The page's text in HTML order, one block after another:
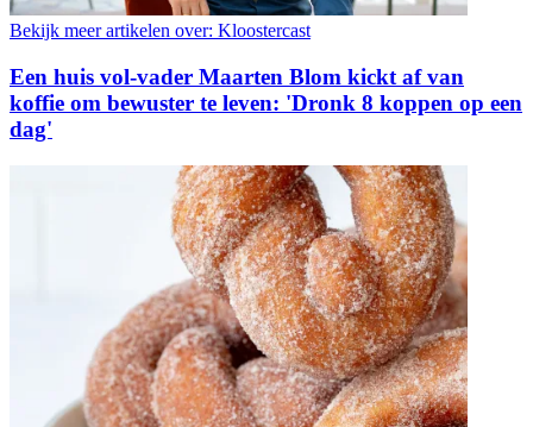
Bekijk meer artikelen over: Kloostercast
Een huis vol-vader Maarten Blom kickt af van
koffie om bewuster te leven: 'Dronk 8 koppen op een
dag'